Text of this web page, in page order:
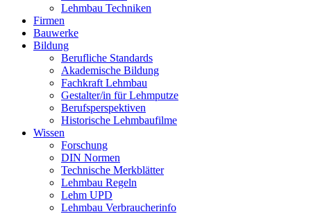
Lehmbau Techniken
Firmen
Bauwerke
Bildung
Berufliche Standards
Akademische Bildung
Fachkraft Lehmbau
Gestalter/in für Lehmputze
Berufsperspektiven
Historische Lehmbaufilme
Wissen
Forschung
DIN Normen
Technische Merkblätter
Lehmbau Regeln
Lehm UPD
Lehmbau Verbraucherinfo